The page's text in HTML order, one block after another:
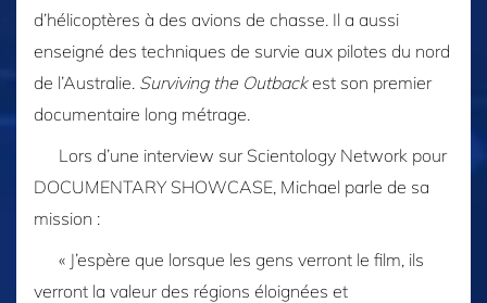
d’hélicoptères à des avions de chasse. Il a aussi
enseigné des techniques de survie aux pilotes du nord
de l’Australie. Surviving the Outbackest son premier
documentaire long métrage.
Lors d’une interview sur Scientology Network pour
DOCUMENTARY SHOWCASE, Michael parle de sa
mission :
« J’espère que lorsque les gens verront le film, ils
verront la valeur des régions éloignées et